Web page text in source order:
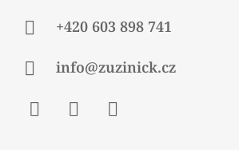
+420 603 898 741
info@zuzinick.cz